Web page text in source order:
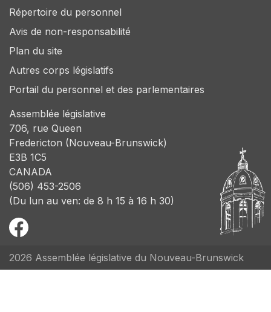
Répertoire du personnel
Avis de non-responsabilité
Plan du site
Autres corps législatifs
Portail du personnel et des parlementaires
Assemblée législative
706, rue Queen
Fredericton (Nouveau-Brunswick)
E3B 1C5
CANADA
(506) 453-2506
(Du lun au ven: de 8 h 15 à 16 h 30)
2026 Assemblée législative du Nouveau-Brunswick